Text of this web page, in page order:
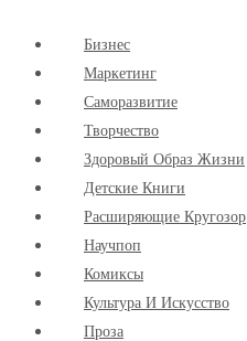
Бизнес
Маркетинг
Cаморазвитие
Творчество
Здоровый Образ Жизни
Детские Книги
Расширяющие Кругозор
Научпоп
Комиксы
Культура И Искусство
Проза